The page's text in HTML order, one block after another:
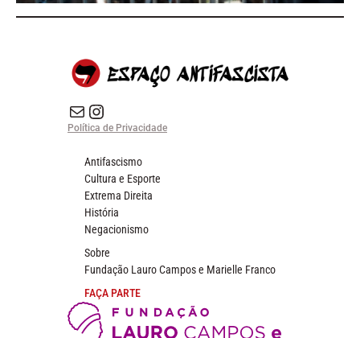
E-mail Instagram do Espaço Antifascista
Política de Privacidade
Antifascismo
Cultura e Esporte
Extrema Direita
História
Negacionismo
Sobre
Fundação Lauro Campos e Marielle Franco
FAÇA PARTE